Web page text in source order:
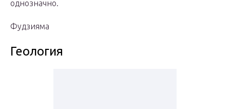
однозначно.
Фудзияма
Геология